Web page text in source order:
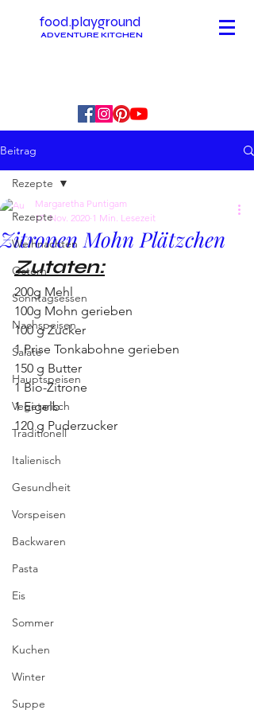
food.playground
ADVENTURE KITCHEN
Beitrag
Rezepte
Weihnachten
Ostern
Sonntagsessen
Nachspeisen
Salate
Hauptspeisen
Vegetarisch
Traditionell
Italienisch
Gesundheit
Vorspeisen
Backwaren
Pasta
Eis
Sommer
Kuchen
Winter
Suppe
Rezepte
Zitronen Mohn Plätzchen
Margaretha Puntigam
17. Nov. 2020 1 Min. Lesezeit
Zutaten:
200g Mehl
100g Mohn gerieben
100 g Zucker
1 Prise Tonkabohne gerieben
150 g Butter
1 Bio-Zitrone
1 Eigelb
120 g Puderzucker